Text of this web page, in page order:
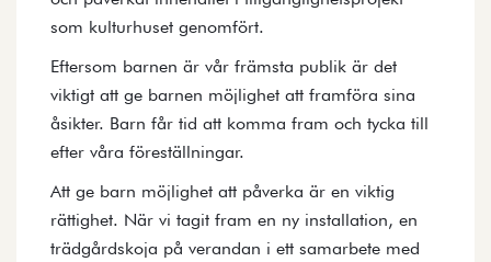
som kulturhuset genomfört.
Eftersom barnen är vår främsta publik är det
viktigt att ge barnen möjlighet att framföra sina
åsikter. Barn får tid att komma fram och tycka till
efter våra föreställningar.
Att ge barn möjlighet att påverka är en viktig
rättighet. När vi tagit fram en ny installation, en
trädgårdskoja på verandan i ett samarbete med